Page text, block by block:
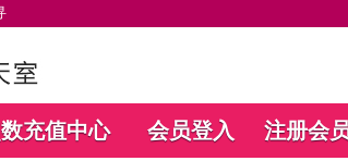
充值中心 会员登入 注册会